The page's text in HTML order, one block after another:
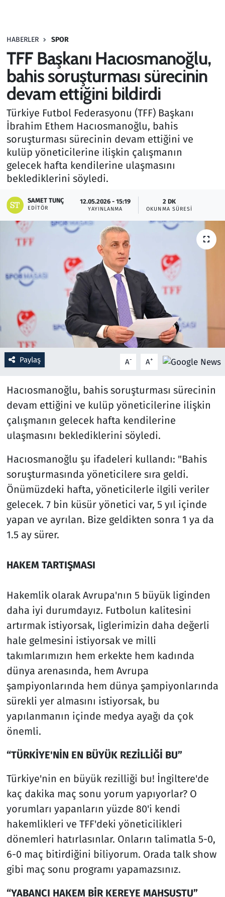
HABERLER SPOR
TFF Başkanı Hacıosmanoğlu,
bahis soruşturması sürecinin
devam ettiğini bildirdi
Türkiye Futbol Federasyonu (TFF) Başkanı
İbrahim Ethem Hacıosmanoğlu, bahis
soruşturması sürecinin devam ettiğini ve
kulüp yöneticilerine ilişkin çalışmanın
gelecek hafta kendilerine ulaşmasını
beklediklerini söyledi.
SAMET TUNÇ
EDITÖR
12.05.2026 - 15:19
YAYINLANMA
2 DK
OKUNMA SÜRESI
Paylaş A- A+
Hacıosmanoğlu, bahis soruşturması sürecinin
devam ettiğini ve kulüp yöneticilerine ilişkin
çalışmanın gelecek hafta kendilerine
ulaşmasını beklediklerini söyledi.
Hacıosmanoğlu şu ifadeleri kullandı: "Bahis
soruşturmasında yöneticilere sıra geldi.
Önümüzdeki hafta, yöneticilerle ilgili veriler
gelecek. 7 bin küsür yönetici var, 5 yıl içinde
yapan ve ayrılan. Bize geldikten sonra 1 ya da
1.5 ay sürer.
HAKEM TARTIŞMASI
Hakemlik olarak Avrupa'nın 5 büyük liginden
daha iyi durumdayız. Futbolun kalitesini
artırmak istiyorsak, liglerimizin daha değerli
hale gelmesini istiyorsak ve milli
takımlarımızın hem erkekte hem kadında
dünya arenasında, hem Avrupa
şampiyonlarında hem dünya şampiyonlarında
sürekli yer almasını istiyorsak, bu
yapılanmanın içinde medya ayağı da çok
önemli.
“TÜRKİYE'NİN EN BÜYÜK REZİLLİĞİ BU”
Türkiye'nin en büyük rezilliği bu! İngiltere'de
kaç dakika maç sonu yorum yapıyorlar? O
yorumları yapanların yüzde 80'i kendi
hakemlikleri ve TFF'deki yöneticilikleri
dönemleri hatırlasınlar. Onların talimatla 5-0,
6-0 maç bitirdiğini biliyorum. Orada talk show
gibi maç sonu programı yapamazsınız.
“YABANCI HAKEM BİR KEREYE MAHSUSTU”
Haber
Kültür Sanat
Kurumsal Haberler
Lezzet Durağı
Memur ve Kamu
Otomobil
Oyun
Ramazan
Resmi İlanlar
Rüya Tabirleri
Savunma Sanayi
Seçim 2023
Teknoloji ve Bilim
Televizyon